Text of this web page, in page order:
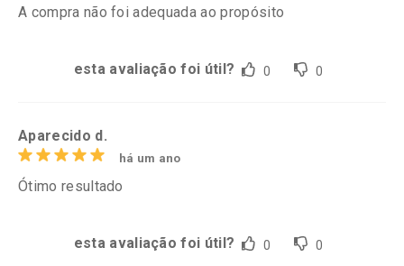
A compra não foi adequada ao propósito
esta avaliação foi útil? 0 0
Aparecido d.
há um ano
Ótimo resultado
esta avaliação foi útil? 0 0